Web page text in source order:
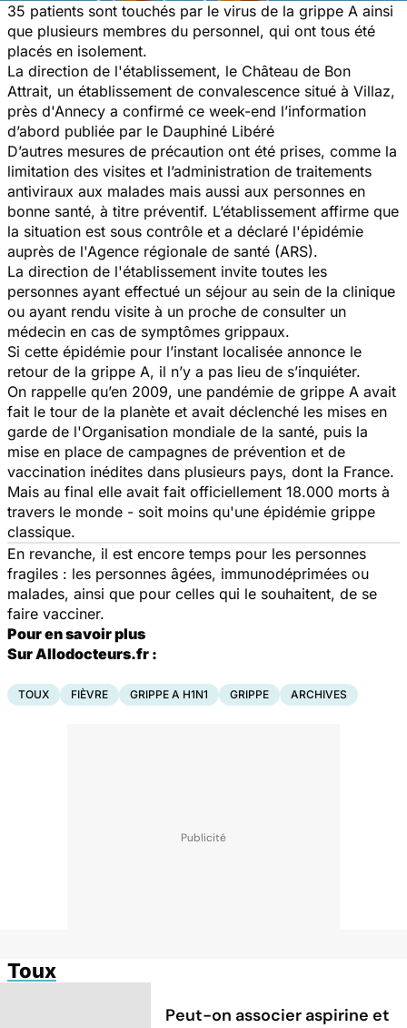
35 patients sont touchés par le virus de la grippe A ainsi
que plusieurs membres du personnel, qui ont tous été
placés en isolement.
La direction de l'établissement, le Château de Bon
Attrait, un établissement de convalescence situé à Villaz,
près d'Annecy a confirmé ce week-end l’information
d’abord publiée par le Dauphiné Libéré
D’autres mesures de précaution ont été prises, comme la
limitation des visites et l’administration de traitements
antiviraux aux malades mais aussi aux personnes en
bonne santé, à titre préventif. L’établissement affirme que
la situation est sous contrôle et a déclaré l'épidémie
auprès de l'Agence régionale de santé (ARS).
La direction de l'établissement invite toutes les
personnes ayant effectué un séjour au sein de la clinique
ou ayant rendu visite à un proche de consulter un
médecin en cas de symptômes grippaux.
Si cette épidémie pour l’instant localisée annonce le
retour de la grippe A, il n’y a pas lieu de s’inquiéter.
On rappelle qu’en 2009, une pandémie de grippe A avait
fait le tour de la planète et avait déclenché les mises en
garde de l'Organisation mondiale de la santé, puis la
mise en place de campagnes de prévention et de
vaccination inédites dans plusieurs pays, dont la France.
Mais au final elle avait fait officiellement 18.000 morts à
travers le monde - soit moins qu'une épidémie grippe
classique.
En revanche, il est encore temps pour les personnes
fragiles : les personnes âgées, immunodéprimées ou
malades, ainsi que pour celles qui le souhaitent, de se
faire vacciner.
Pour en savoir plus
Sur Allodocteurs.fr :
TOUX FIÈVRE GRIPPE A H1N1 GRIPPE ARCHIVES
Toux
Peut-on associer aspirine et